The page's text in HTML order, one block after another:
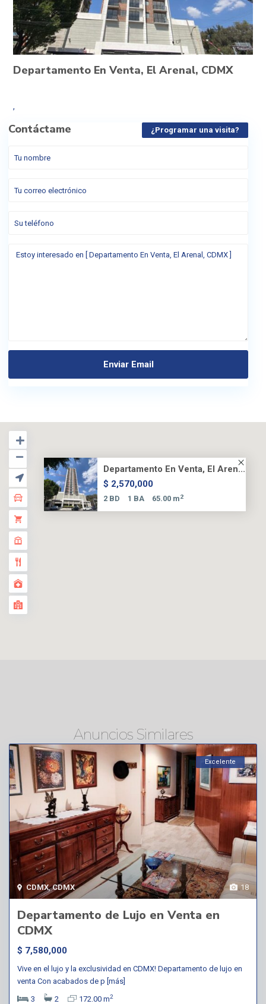
Departamento En Venta, El Arenal, CDMX
,
Contáctame ¿Programar una visita?
Departamento En Venta, El Aren...
$ 2,570,000
2 BD 1 BA 65.00 m2
Anuncios Similares
18
CDMX,CDMX
Excelente
Departamento de Lujo en Venta en
CDMX
$ 7,580,000
Vive en el lujo y la exclusividad en CDMX! Departamento de lujo en
venta Con acabados de p [más]
3
2 172.00 m2